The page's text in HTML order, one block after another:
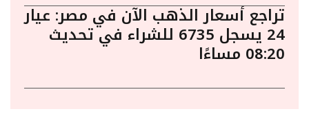
تراجع أسعار الذهب الآن في مصر: عيار
24 يسجل 6735 للشراء في تحديث
08:20 مساءًا